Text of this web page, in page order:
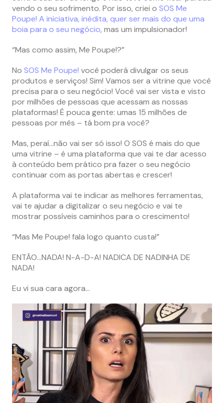
vendo o seu sofrimento. Por isso, criei o SOS Me
Poupe! A iniciativa, inédita, quer ser mais do que uma
boia para o seu negócio, mas um impulsionador!
“Mas como assim, Me Poupe!?”
No SOS Me Poupe! você poderá divulgar os seus
produtos e serviços! Sim! Vamos ser a vitrine que você
precisa para o seu negócio! Você vai ser vista e visto
por milhões de pessoas que acessam as nossas
plataformas! É pouca gente: umas 15 milhões de
pessoas por mês – tá bom pra você?
Mas, peraí…não vai ser só isso! O SOS é mais do que
uma vitrine – é uma plataforma que vai te dar acesso
à conteúdo bem prático pra fazer o seu negócio
continuar com as portas abertas e crescer!
A plataforma vai te indicar as melhores ferramentas,
vai te ajudar a digitalizar o seu negócio e vai te
mostrar possíveis caminhos para o crescimento!
“Mas Me Poupe! fala logo quanto custa!”
ENTÃO…NADA! N-A-D-A! NADICA DE NADINHA DE
NADA!
Eu vi sua cara agora…